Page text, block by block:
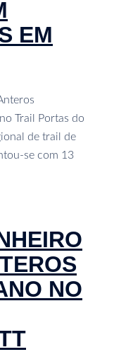
EM
Trail Portas do
de trail de
se com 13
NO